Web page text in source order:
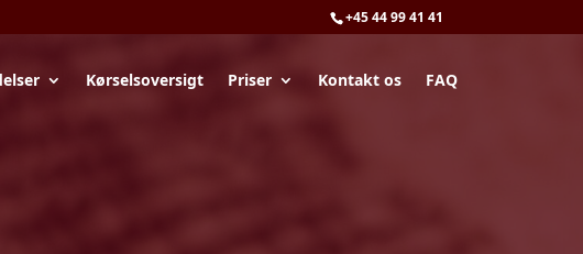
+45 44 99 41 41
Kørselsoversigt Priser Kontakt os FAQ